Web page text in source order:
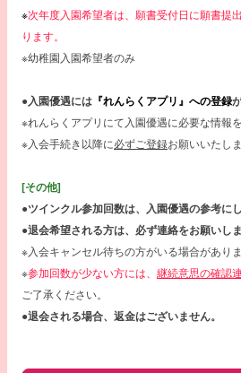
※次年度入園希望者は、願書受付日に願書提
ります。
※幼稚園入園希望者のみ
●入園優遇には 『れんらくアプリ』への登録
※れんらくアプリにて入園優遇に必要な情報を
※入会手続き以降に必ずご登録お願いいたしま
[その他]
●ツインクル参加回数は、入園優遇の参考にし
●退会希望される方は、必ず連絡をお願いしま
※入会キャンセル待ちの方がいる場合がありま
※参加回数が少ない方には、 継続意思の確認
ご了承ください。
●退会される場合、返金はございません。